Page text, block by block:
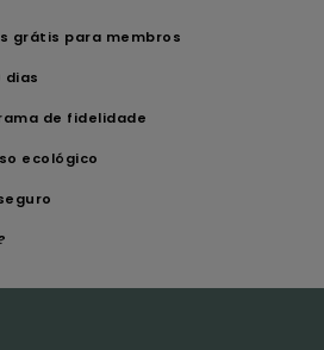
grátis para membros
dias
de fidelidade
ecológico